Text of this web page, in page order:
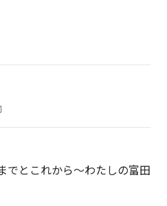
とこれから～わたしの富田